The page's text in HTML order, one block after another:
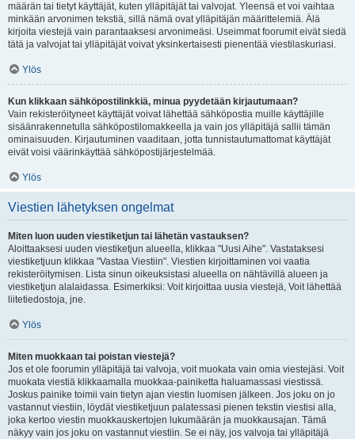
määrän tai tietyt käyttäjät, kuten ylläpitäjät tai valvojat. Yleensä et voi vaihtaa
minkään arvonimen tekstiä, sillä nämä ovat ylläpitäjän määrittelemiä. Älä
kirjoita viestejä vain parantaaksesi arvonimeäsi. Useimmat foorumit eivät siedä
tätä ja valvojat tai ylläpitäjät voivat yksinkertaisesti pienentää viestilaskuriasi.
Ylös
Kun klikkaan sähköpostilinkkiä, minua pyydetään kirjautumaan?
Vain rekisteröityneet käyttäjät voivat lähettää sähköpostia muille käyttäjille
sisäänrakennetulla sähköpostilomakkeella ja vain jos ylläpitäjä sallii tämän
ominaisuuden. Kirjautuminen vaaditaan, jotta tunnistautumattomat käyttäjät
eivät voisi väärinkäyttää sähköpostijärjestelmää.
Ylös
Viestien lähetyksen ongelmat
Miten luon uuden viestiketjun tai lähetän vastauksen?
Aloittaaksesi uuden viestiketjun alueella, klikkaa "Uusi Aihe". Vastataksesi
viestiketjuun klikkaa "Vastaa Viestiin". Viestien kirjoittaminen voi vaatia
rekisteröitymisen. Lista sinun oikeuksistasi alueella on nähtävillä alueen ja
viestiketjun alalaidassa. Esimerkiksi: Voit kirjoittaa uusia viestejä, Voit lähettää
liitetiedostoja, jne.
Ylös
Miten muokkaan tai poistan viestejä?
Jos et ole foorumin ylläpitäjä tai valvoja, voit muokata vain omia viestejäsi. Voit
muokata viestiä klikkaamalla muokkaa-painiketta haluamassasi viestissä.
Joskus painike toimii vain tietyn ajan viestin luomisen jälkeen. Jos joku on jo
vastannut viestiin, löydät viestiketjuun palatessasi pienen tekstin viestisi alla,
joka kertoo viestin muokkauskertojen lukumäärän ja muokkausajan. Tämä
näkyy vain jos joku on vastannut viestiin. Se ei näy, jos valvoja tai ylläpitäjä